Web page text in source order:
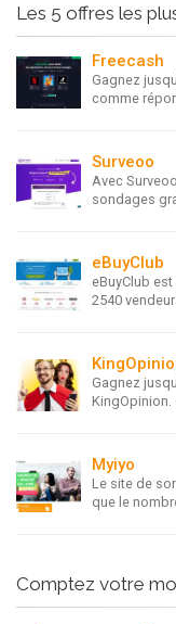
Les 5 offres les
Freecash
Gagnez
comme
Surveoo
Avec
sondages
eBuyClub
eBuyClub
2540
Gagnez
KingOpinion.
Myiyo
Le site de
que le
Comptez votre